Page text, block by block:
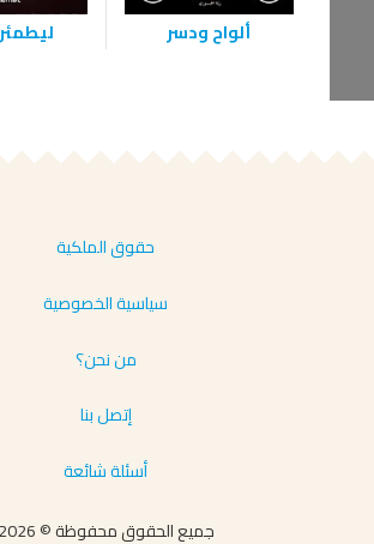
ألواح ودسر
حقوق الملكية
سياسية الخصوصية
من نحن؟
إتصل بنا
أسئلة شائعة
جميع الحقوق محفوظة © 2026